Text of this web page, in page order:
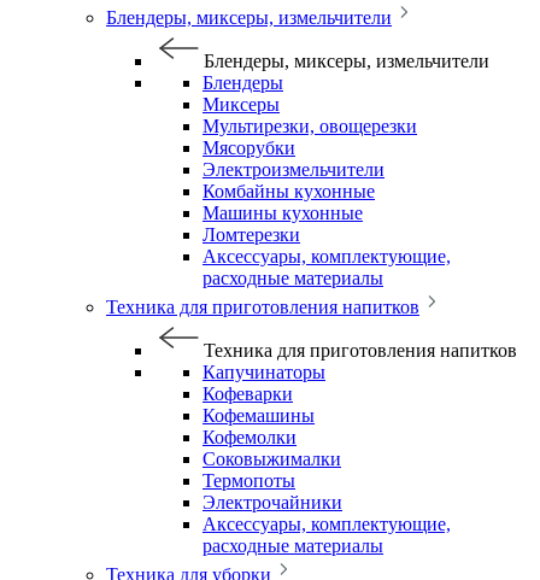
Блендеры, миксеры, измельчители
Блендеры, миксеры, измельчители
Блендеры
Миксеры
Мультирезки, овощерезки
Мясорубки
Электроизмельчители
Комбайны кухонные
Машины кухонные
Ломтерезки
Аксессуары, комплектующие,
расходные материалы
Техника для приготовления напитков
Техника для приготовления напитков
Капучинаторы
Кофеварки
Кофемашины
Кофемолки
Соковыжималки
Термопоты
Электрочайники
Аксессуары, комплектующие,
расходные материалы
Техника для уборки